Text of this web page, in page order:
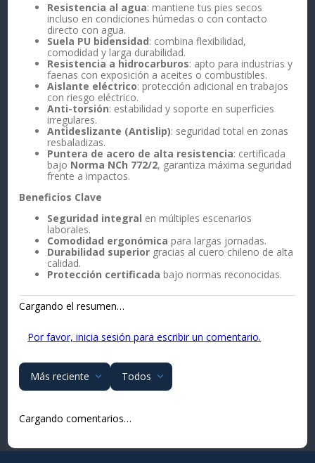
Resistencia al agua: mantiene tus pies secos
incluso en condiciones húmedas o con contacto
directo con agua.
Suela PU bidensidad: combina flexibilidad,
comodidad y larga durabilidad.
Resistencia a hidrocarburos: apto para industrias y
faenas con exposición a aceites o combustibles.
Aislante eléctrico: protección adicional en trabajos
con riesgo eléctrico.
Anti-torsión: estabilidad y soporte en superficies
irregulares.
Antideslizante (Antislip): seguridad total en zonas
resbaladizas.
Puntera de acero de alta resistencia: certificada
bajo Norma NCh 772/2, garantiza máxima seguridad
frente a impactos.
Beneficios Clave
Seguridad integral en múltiples escenarios
laborales.
Comodidad ergonómica para largas jornadas.
Durabilidad superior gracias al cuero chileno de alta
calidad.
Protección certificada bajo normas reconocidas.
Cargando el resumen…
Por favor, inicia sesión para escribir un comentario.
Más reciente Todos
Cargando comentarios…